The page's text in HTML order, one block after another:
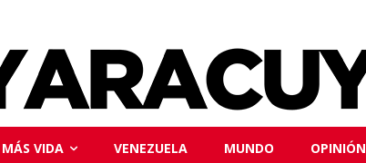
MÁS VIDA VENEZUELA MUNDO OPINIÓN